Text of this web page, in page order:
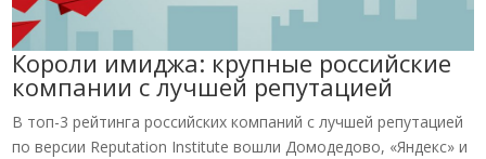
Короли имиджа: крупные российские
компании с лучшей репутацией
В топ-3 рейтинга российских компаний с лучшей репутацией
по версии Reputation Institute вошли Домодедово, «Яндекс» и